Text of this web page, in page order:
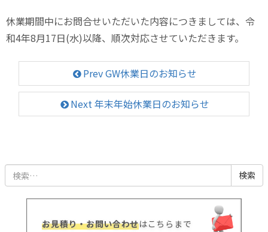
休業期間中にお問合せいただいた内容につきましては、令
和4年8月17日(水)以降、順次対応させていただきます。
Prev GW休業日のお知らせ
Next 年末年始休業日のお知らせ
検
索:
お見積り・お問い合わせはこちらまで